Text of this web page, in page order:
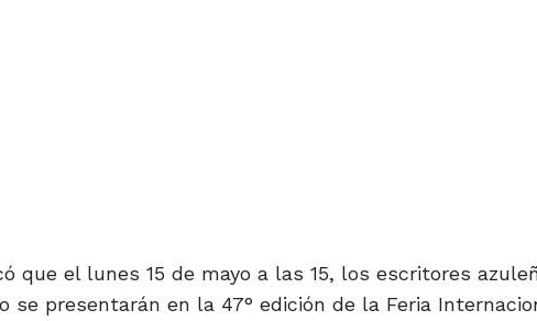
que el lunes 15 de mayo a las 15, los escritores
se presentarán en la 47° edición de la Feria